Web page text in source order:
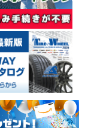
ヤメーカーPIRELLI
シェアランキングで
入車、特に欧州車の
着車種は、スーパー
、 自動車メーカーか
す。
とつYOKOHAMA